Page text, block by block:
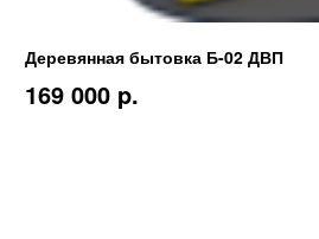
Деревянная бытовка Б-02 ДВП
169 000 p.